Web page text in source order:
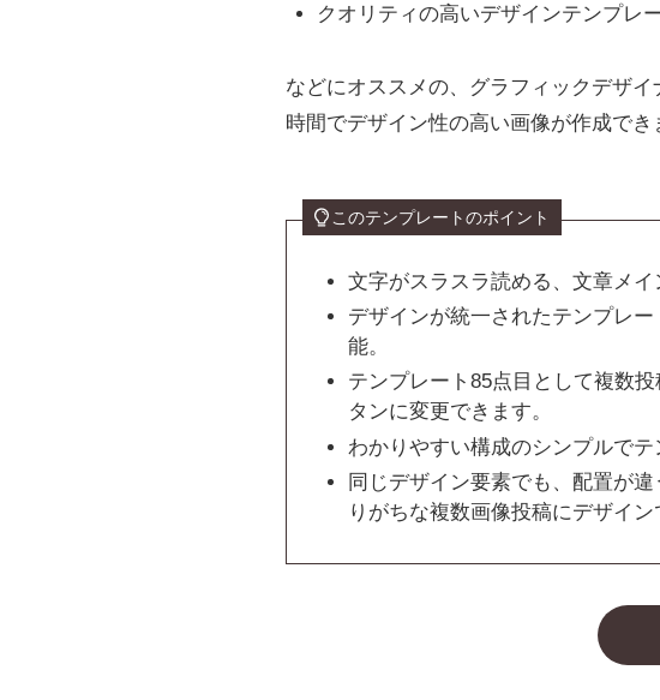
クオリティの高いデザインテンプレ
などにオススメの、グラフィックデザ
時間でデザイン性の高い画像が作成でき
このテンプレートのポイント
文字がスラスラ読める、文章メイ
デザインが統一されたテンプレ
能。
テンプレート85点目として複数
タンに変更できます。
わかりやすい構成のシンプルでテ
同じデザイン要素でも、配置が
りがちな複数画像投稿にデザイン